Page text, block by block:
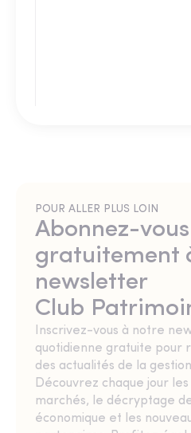
POUR ALLER PLUS LOIN
Abonnez-vous
gratuitement
newsletter
Club
Inscrivez-vous à notre
quotidienne gratuite pour
des actualités de la
Découvrez chaque jour
marchés, le décryptage
économique et les